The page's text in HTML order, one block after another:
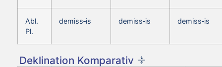
Abl.
Pl.
demiss‑is demiss‑is demiss‑is
Deklination Komparativ